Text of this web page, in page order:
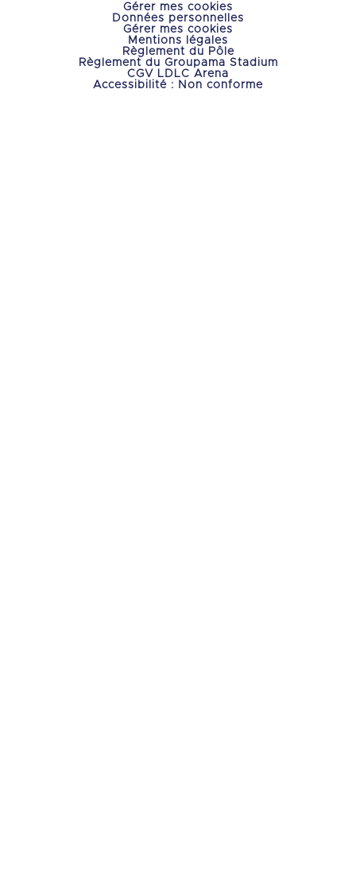
Gérer mes cookies
Données personnelles
Gérer mes cookies
Mentions légales
Règlement du Pôle
Règlement du Groupama Stadium
CGV LDLC Arena
Accessibilité : Non conforme